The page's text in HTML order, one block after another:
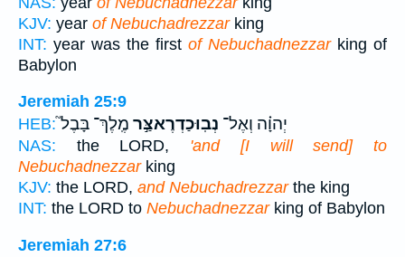
KJV: year of Nebuchadrezzarking
INT: year was the first of Nebuchadnezzarking of
Babylon
Jeremiah 25:9
HEB:
יְהוָ֗ה וְאֶל־ נְבֽוּכַדְרֶאצַּ֣ר מֶֽלֶךְ־ בָּבֶל֮
NAS: the LORD, 'and [I will send] to
Nebuchadnezzarking
KJV: the LORD, and Nebuchadrezzarthe king
INT: the LORD to Nebuchadnezzarking of Babylon
Jeremiah 27:6